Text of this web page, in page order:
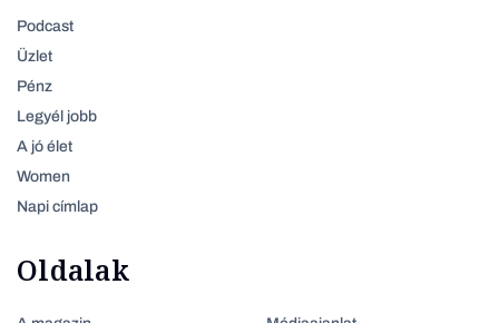
Podcast
Üzlet
Pénz
Legyél jobb
A jó élet
Women
Napi címlap
Oldalak